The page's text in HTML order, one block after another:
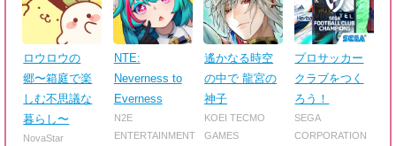
ロウロウの
郷〜箱庭で楽
しむ不思議な
暮らし〜
NovaStar
NTE:
Neverness to
Everness
N2E
ENTERTAINMENT
遙かなる時空
の中で 龍宮の
神子
KOEI TECMO
GAMES
プロサッカー
クラブをつく
ろう！
SEGA
CORPORATION